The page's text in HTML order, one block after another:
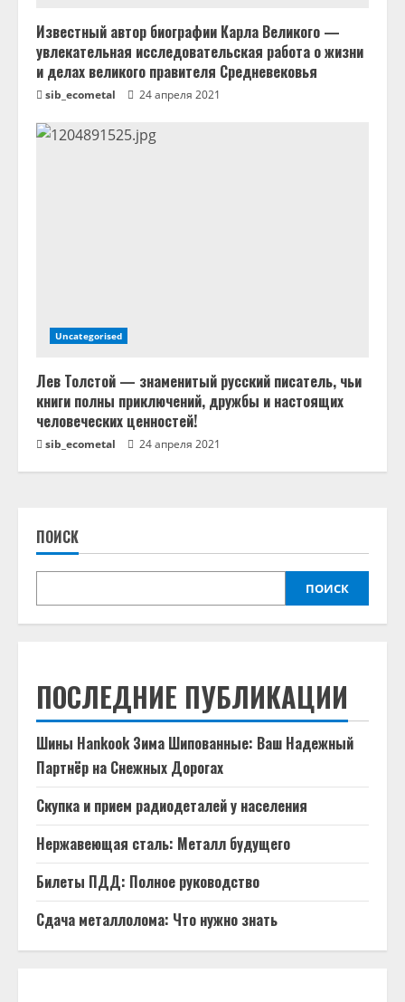
Известный автор биографии Карла Великого —
увлекательная исследовательская работа о жизни
и делах великого правителя Средневековья
sib_ecometal 24 апреля 2021
Uncategorised
Лев Толстой — знаменитый русский писатель, чьи
книги полны приключений, дружбы и настоящих
человеческих ценностей!
sib_ecometal 24 апреля 2021
ПОИСК
ПОИСК
ПОСЛЕДНИЕ ПУБЛИКАЦИИ
Шины Hankook Зима Шипованные: Ваш Надежный
Партнёр на Снежных Дорогах
Скупка и прием радиодеталей у населения
Нержавеющая сталь: Металл будущего
Билеты ПДД: Полное руководство
Сдача металлолома: Что нужно знать